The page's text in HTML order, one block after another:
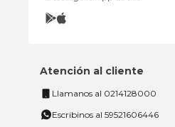
Atención al cliente
Llamanos al 0214128000
Escribinos al 59521606446